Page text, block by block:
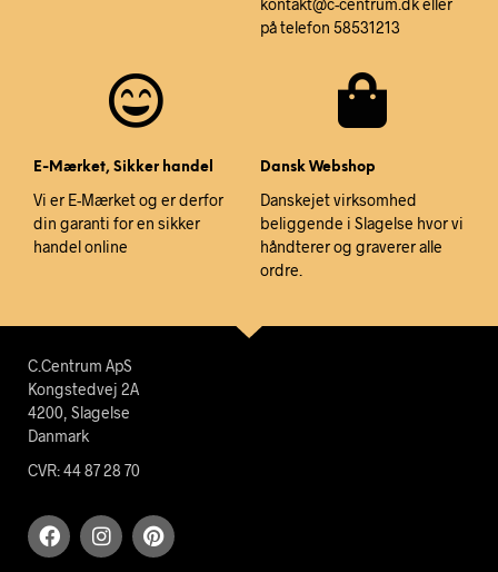
på telefon 58531213
E-Mærket, Sikker handel
Vi er E-Mærket og er derfor
din garanti for en sikker
handel online
Dansk Webshop
Danskejet virksomhed
beliggende i Slagelse hvor vi
håndterer og graverer alle
ordre.
C.Centrum ApS
Kongstedvej 2A
4200, Slagelse
Danmark
CVR: 44 87 28 70